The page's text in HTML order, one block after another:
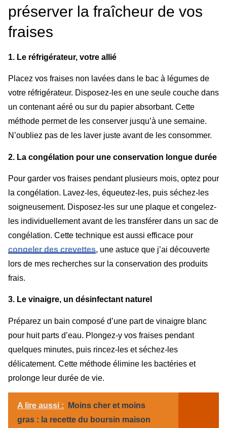
préserver la fraîcheur de vos
fraises
1. Le réfrigérateur, votre allié
Placez vos fraises non lavées dans le bac à légumes de
votre réfrigérateur. Disposez-les en une seule couche dans
un contenant aéré ou sur du papier absorbant. Cette
méthode permet de les conserver jusqu’à une semaine.
N’oubliez pas de les laver juste avant de les consommer.
2. La congélation pour une conservation longue durée
Pour garder vos fraises pendant plusieurs mois, optez pour
la congélation. Lavez-les, équeutez-les, puis séchez-les
soigneusement. Disposez-les sur une plaque et congelez-
les individuellement avant de les transférer dans un sac de
congélation. Cette technique est aussi efficace pour
congeler des crevettes, une astuce que j’ai découverte
lors de mes recherches sur la conservation des produits
frais.
3. Le vinaigre, un désinfectant naturel
Préparez un bain composé d’une part de vinaigre blanc
pour huit parts d’eau. Plongez-y vos fraises pendant
quelques minutes, puis rincez-les et séchez-les
délicatement. Cette méthode élimine les bactéries et
prolonge leur durée de vie.
A lire aussi :
Moins cher et moins
gras : la recette du boursin maison